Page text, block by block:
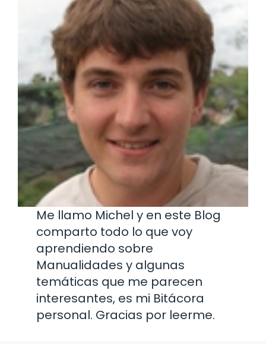
Me llamo Michel y en este Blog
comparto todo lo que voy
aprendiendo sobre
Manualidades y algunas
temáticas que me parecen
interesantes, es mi Bitácora
personal. Gracias por leerme.